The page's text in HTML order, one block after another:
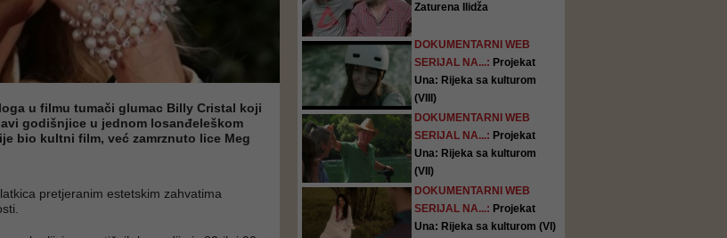
u filmu tumači glumac Billy Cristal koji
godišnjice u jednom losanđeleškom
bio kultni film, već zamrznuto lice Meg
pretjeranim estetskim zahvatima
Zaturena Ilidža
DOKUMENTARNI WEB
SERIJAL NA...: Projekat
Una: Rijeka sa kulturom
(VIII)
DOKUMENTARNI WEB
SERIJAL NA...: Projekat
Una: Rijeka sa kulturom
(VII)
DOKUMENTARNI WEB
SERIJAL NA...: Projekat
Una: Rijeka sa kulturom (VI)